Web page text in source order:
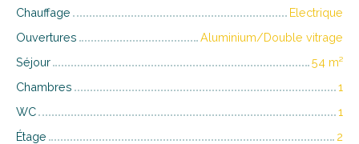
Chauffage
Electrique
Ouvertures
Aluminium/Double vitrage
Séjour
54 m²
Chambres
1
WC
1
Étage
2